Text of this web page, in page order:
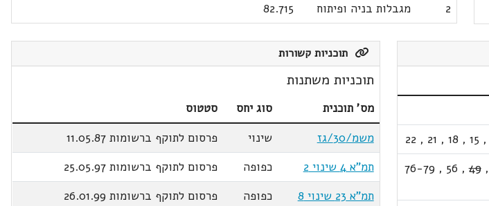
2
מגבלות בניה ופיתוח 82.715
,
15
,
18
,
21
,
22
,
49
,
56
,
76-79
תוכניות קשורות
תוכניות משתנות
מס' תוכנית סוג יחס
סטטוס
משמ/30/גז
שינוי
פרסום לתוקף ברשומות 11.05.87
תמ"א 4 שינוי 2
כפופה
פרסום לתוקף ברשומות 25.05.97
תמ"א 23 שינוי 8
כפופה
פרסום לתוקף ברשומות 26.01.99